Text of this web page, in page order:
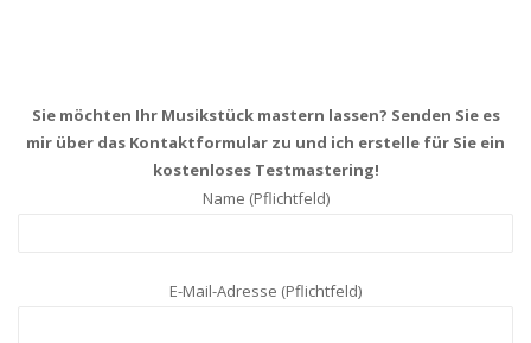
Sie möchten Ihr Musikstück mastern lassen? Senden Sie es
mir über das Kontaktformular zu und ich erstelle für Sie ein
kostenloses Testmastering!
Name (Pflichtfeld)
E-Mail-Adresse (Pflichtfeld)